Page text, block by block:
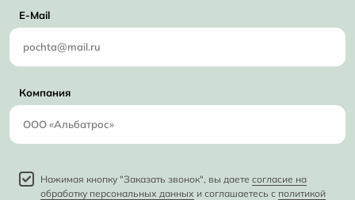
E-Mail
Компания
Нажимая кнопку "Заказать звонок", вы даете согласие на
обработку персональных данных и соглашаетесь с политикой